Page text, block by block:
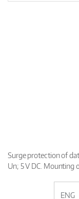
Surge protection of
Un; 5 V DC. Mounting